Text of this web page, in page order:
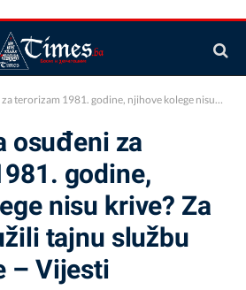
godine, njihove kolege nisu krive? Za sve su optužili tajnu službu Jugoslavije – Vijesti
osuđeni za
godine,
nisu krive? Za
tajnu službu
– Vijesti